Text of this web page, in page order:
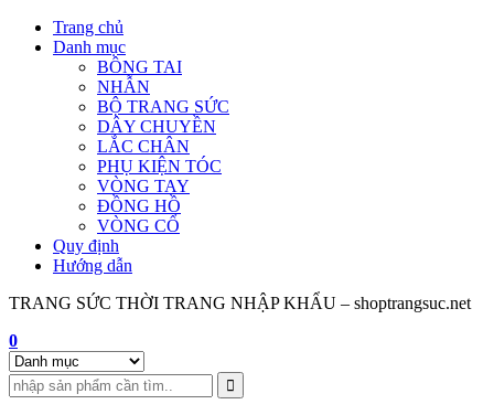
Skip
Trang chủ
Danh mục
BÔNG TAI
NHẪN
BỘ TRANG SỨC
DÂY CHUYỀN
LẮC CHÂN
PHỤ KIỆN TÓC
VÒNG TAY
ĐỒNG HỒ
VÒNG CỔ
Quy định
Hướng dẫn
TRANG SỨC THỜI TRANG NHẬP KHẨU – shoptrangsuc.net
0